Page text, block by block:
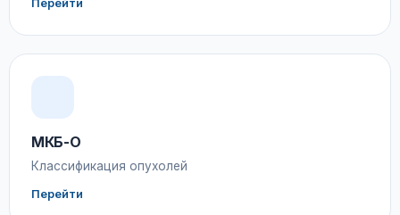
Перейти
МКБ-О
Классификация опухолей
Перейти